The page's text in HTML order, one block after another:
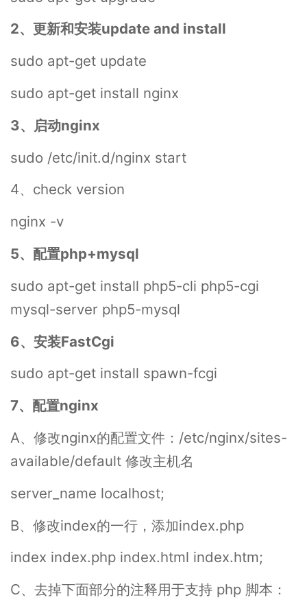
2、更新和安装update and install
sudo apt-get update
sudo apt-get install nginx
3、启动nginx
sudo /etc/init.d/nginx start
4、check version
nginx -v
5、配置php+mysql
sudo apt-get install php5-cli php5-cgi
mysql-server php5-mysql
6、安装FastCgi
sudo apt-get install spawn-fcgi
7、配置nginx
A、修改nginx的配置文件：/etc/nginx/sites-
available/default 修改主机名
server_name localhost;
B、修改index的一行，添加index.php
index index.php index.html index.htm;
C、去掉下面部分的注释用于支持 php 脚本：